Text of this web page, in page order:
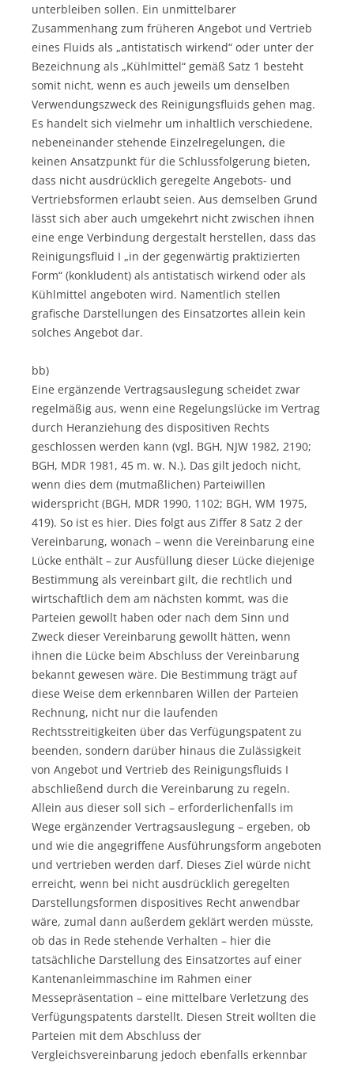
unterbleiben sollen. Ein unmittelbarer
Zusammenhang zum früheren Angebot und Vertrieb
eines Fluids als „antistatisch wirkend“ oder unter der
Bezeichnung als „Kühlmittel“ gemäß Satz 1 besteht
somit nicht, wenn es auch jeweils um denselben
Verwendungszweck des Reinigungsfluids gehen mag.
Es handelt sich vielmehr um inhaltlich verschiedene,
nebeneinander stehende Einzelregelungen, die
keinen Ansatzpunkt für die Schlussfolgerung bieten,
dass nicht ausdrücklich geregelte Angebots- und
Vertriebsformen erlaubt seien. Aus demselben Grund
lässt sich aber auch umgekehrt nicht zwischen ihnen
eine enge Verbindung dergestalt herstellen, dass das
Reinigungsfluid I „in der gegenwärtig praktizierten
Form“ (konkludent) als antistatisch wirkend oder als
Kühlmittel angeboten wird. Namentlich stellen
grafische Darstellungen des Einsatzortes allein kein
solches Angebot dar.
bb)
Eine ergänzende Vertragsauslegung scheidet zwar
regelmäßig aus, wenn eine Regelungslücke im Vertrag
durch Heranziehung des dispositiven Rechts
geschlossen werden kann (vgl. BGH, NJW 1982, 2190;
BGH, MDR 1981, 45 m. w. N.). Das gilt jedoch nicht,
wenn dies dem (mutmaßlichen) Parteiwillen
widerspricht (BGH, MDR 1990, 1102; BGH, WM 1975,
419). So ist es hier. Dies folgt aus Ziffer 8 Satz 2 der
Vereinbarung, wonach – wenn die Vereinbarung eine
Lücke enthält – zur Ausfüllung dieser Lücke diejenige
Bestimmung als vereinbart gilt, die rechtlich und
wirtschaftlich dem am nächsten kommt, was die
Parteien gewollt haben oder nach dem Sinn und
Zweck dieser Vereinbarung gewollt hätten, wenn
ihnen die Lücke beim Abschluss der Vereinbarung
bekannt gewesen wäre. Die Bestimmung trägt auf
diese Weise dem erkennbaren Willen der Parteien
Rechnung, nicht nur die laufenden
Rechtsstreitigkeiten über das Verfügungspatent zu
beenden, sondern darüber hinaus die Zulässigkeit
von Angebot und Vertrieb des Reinigungsfluids I
abschließend durch die Vereinbarung zu regeln.
Allein aus dieser soll sich – erforderlichenfalls im
Wege ergänzender Vertragsauslegung – ergeben, ob
und wie die angegriffene Ausführungsform angeboten
und vertrieben werden darf. Dieses Ziel würde nicht
erreicht, wenn bei nicht ausdrücklich geregelten
Darstellungsformen dispositives Recht anwendbar
wäre, zumal dann außerdem geklärt werden müsste,
ob das in Rede stehende Verhalten – hier die
tatsächliche Darstellung des Einsatzortes auf einer
Kantenanleimmaschine im Rahmen einer
Messepräsentation – eine mittelbare Verletzung des
Verfügungspatents darstellt. Diesen Streit wollten die
Parteien mit dem Abschluss der
Vergleichsvereinbarung jedoch ebenfalls erkennbar